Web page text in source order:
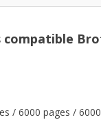
compatible
/ 6000 pages /